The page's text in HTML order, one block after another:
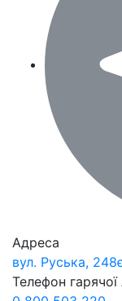
Адреса
вул. Руська,
Телефон гарячої